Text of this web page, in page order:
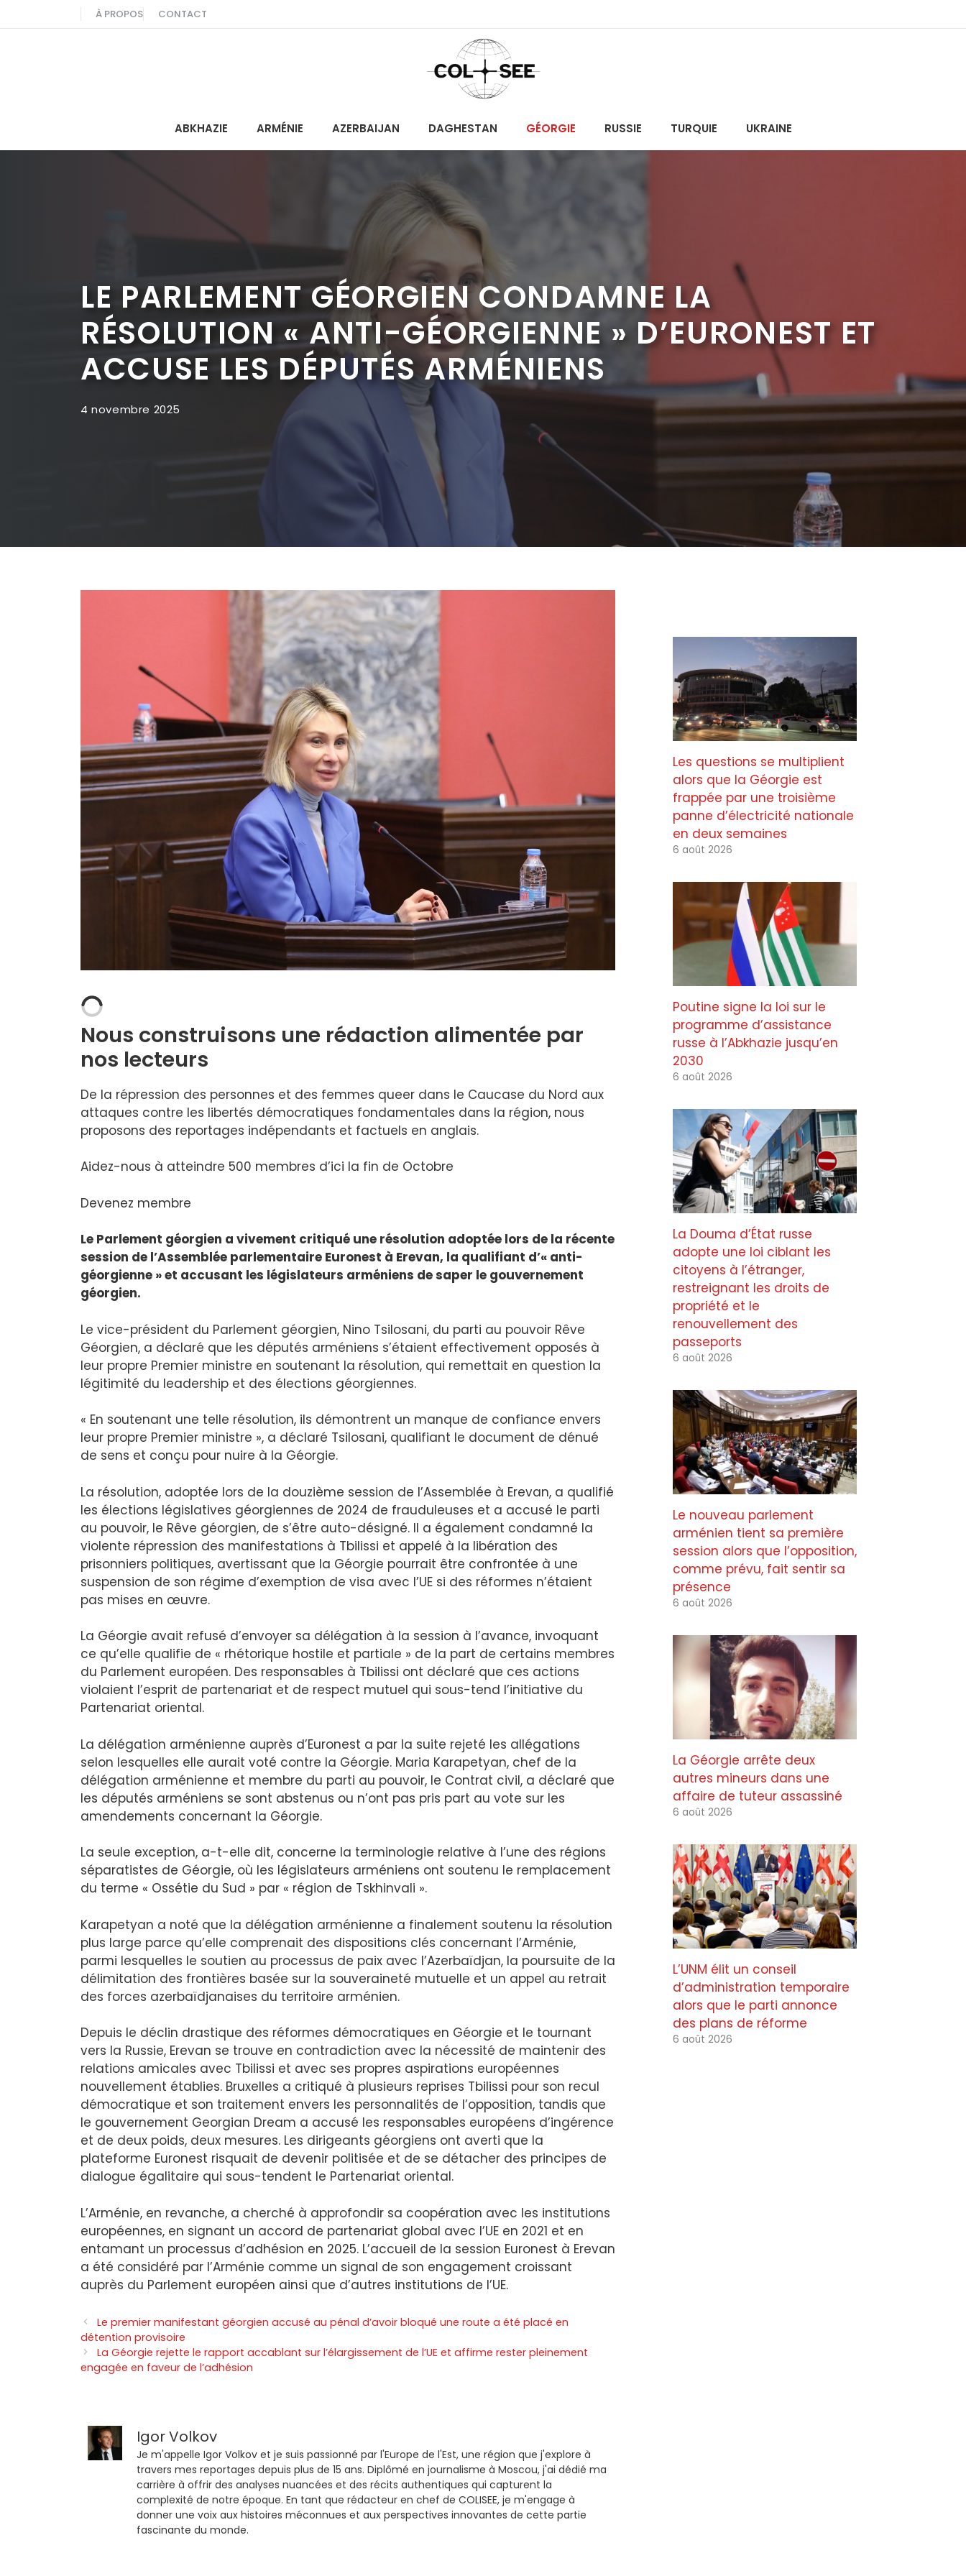
au
À PROPOS CONTACT
ABKHAZIE ARMÉNIE AZERBAIJAN DAGHESTAN GÉORGIE RUSSIE TURQUIE UKRAINE
LE PARLEMENT GÉORGIEN CONDAMNE LA
RÉSOLUTION « ANTI-GÉORGIENNE » D’EURONEST ET
ACCUSE LES DÉPUTÉS ARMÉNIENS
4 novembre 2025
Nous construisons une rédaction alimentée par
nos lecteurs
De la répression des personnes et des femmes queer dans le Caucase du Nord aux
attaques contre les libertés démocratiques fondamentales dans la région, nous
proposons des reportages indépendants et factuels en anglais.
Aidez-nous à atteindre 500 membres d’ici la fin de Octobre
Devenez membre
Le Parlement géorgien a vivement critiqué une résolution adoptée lors de la récente
session de l’Assemblée parlementaire Euronest à Erevan, la qualifiant d’« anti-
géorgienne » et accusant les législateurs arméniens de saper le gouvernement
géorgien.
Le vice-président du Parlement géorgien, Nino Tsilosani, du parti au pouvoir Rêve
Géorgien, a déclaré que les députés arméniens s’étaient effectivement opposés à
leur propre Premier ministre en soutenant la résolution, qui remettait en question la
légitimité du leadership et des élections géorgiennes.
« En soutenant une telle résolution, ils démontrent un manque de confiance envers
leur propre Premier ministre », a déclaré Tsilosani, qualifiant le document de dénué
de sens et conçu pour nuire à la Géorgie.
La résolution, adoptée lors de la douzième session de l’Assemblée à Erevan, a qualifié
les élections législatives géorgiennes de 2024 de frauduleuses et a accusé le parti
au pouvoir, le Rêve géorgien, de s’être auto-désigné. Il a également condamné la
violente répression des manifestations à Tbilissi et appelé à la libération des
prisonniers politiques, avertissant que la Géorgie pourrait être confrontée à une
suspension de son régime d’exemption de visa avec l’UE si des réformes n’étaient
pas mises en œuvre.
La Géorgie avait refusé d’envoyer sa délégation à la session à l’avance, invoquant
ce qu’elle qualifie de « rhétorique hostile et partiale » de la part de certains membres
du Parlement européen. Des responsables à Tbilissi ont déclaré que ces actions
violaient l’esprit de partenariat et de respect mutuel qui sous-tend l’initiative du
Partenariat oriental.
La délégation arménienne auprès d’Euronest a par la suite rejeté les allégations
selon lesquelles elle aurait voté contre la Géorgie. Maria Karapetyan, chef de la
délégation arménienne et membre du parti au pouvoir, le Contrat civil, a déclaré que
les députés arméniens se sont abstenus ou n’ont pas pris part au vote sur les
amendements concernant la Géorgie.
La seule exception, a-t-elle dit, concerne la terminologie relative à l’une des régions
séparatistes de Géorgie, où les législateurs arméniens ont soutenu le remplacement
du terme « Ossétie du Sud » par « région de Tskhinvali ».
Karapetyan a noté que la délégation arménienne a finalement soutenu la résolution
plus large parce qu’elle comprenait des dispositions clés concernant l’Arménie,
parmi lesquelles le soutien au processus de paix avec l’Azerbaïdjan, la poursuite de la
délimitation des frontières basée sur la souveraineté mutuelle et un appel au retrait
des forces azerbaïdjanaises du territoire arménien.
Depuis le déclin drastique des réformes démocratiques en Géorgie et le tournant
vers la Russie, Erevan se trouve en contradiction avec la nécessité de maintenir des
relations amicales avec Tbilissi et avec ses propres aspirations européennes
nouvellement établies. Bruxelles a critiqué à plusieurs reprises Tbilissi pour son recul
démocratique et son traitement envers les personnalités de l’opposition, tandis que
le gouvernement Georgian Dream a accusé les responsables européens d’ingérence
et de deux poids, deux mesures. Les dirigeants géorgiens ont averti que la
plateforme Euronest risquait de devenir politisée et de se détacher des principes de
dialogue égalitaire qui sous-tendent le Partenariat oriental.
L’Arménie, en revanche, a cherché à approfondir sa coopération avec les institutions
européennes, en signant un accord de partenariat global avec l’UE en 2021 et en
entamant un processus d’adhésion en 2025. L’accueil de la session Euronest à Erevan
a été considéré par l’Arménie comme un signal de son engagement croissant
auprès du Parlement européen ainsi que d’autres institutions de l’UE.
Le premier manifestant géorgien accusé au pénal d’avoir bloqué une route a été placé en
détention provisoire
La Géorgie rejette le rapport accablant sur l’élargissement de l’UE et affirme rester pleinement
engagée en faveur de l’adhésion
Igor Volkov
Je m'appelle Igor Volkov et je suis passionné par l'Europe de l'Est, une région que j'explore à
travers mes reportages depuis plus de 15 ans. Diplômé en journalisme à Moscou, j'ai dédié ma
carrière à offrir des analyses nuancées et des récits authentiques qui capturent la
complexité de notre époque. En tant que rédacteur en chef de COLISEE, je m'engage à
donner une voix aux histoires méconnues et aux perspectives innovantes de cette partie
fascinante du monde.
Les questions se multiplient
alors que la Géorgie est
frappée par une troisième
panne d’électricité nationale
en deux semaines
6 août 2026
Poutine signe la loi sur le
programme d’assistance
russe à l’Abkhazie jusqu’en
2030
6 août 2026
La Douma d’État russe
adopte une loi ciblant les
citoyens à l’étranger,
restreignant les droits de
propriété et le
renouvellement des
passeports
6 août 2026
Le nouveau parlement
arménien tient sa première
session alors que l’opposition,
comme prévu, fait sentir sa
présence
6 août 2026
La Géorgie arrête deux
autres mineurs dans une
affaire de tuteur assassiné
6 août 2026
L’UNM élit un conseil
d’administration temporaire
alors que le parti annonce
des plans de réforme
6 août 2026